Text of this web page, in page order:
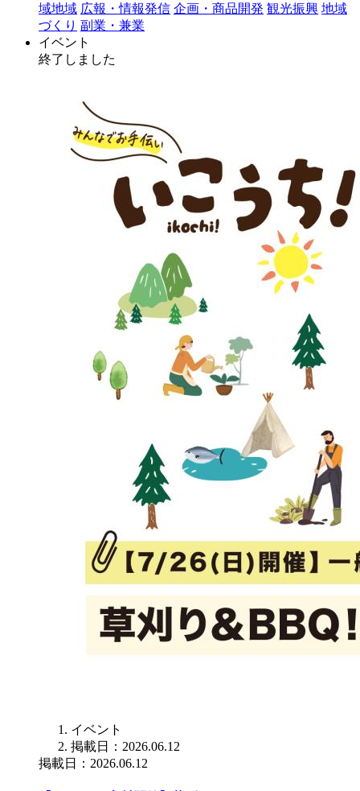
域地域 広報・情報発信 企画・商品開発 観光振興 地域
づくり 副業・兼業
イベント
終了しました
イベント
掲載日：2026.06.12
掲載日：2026.06.12